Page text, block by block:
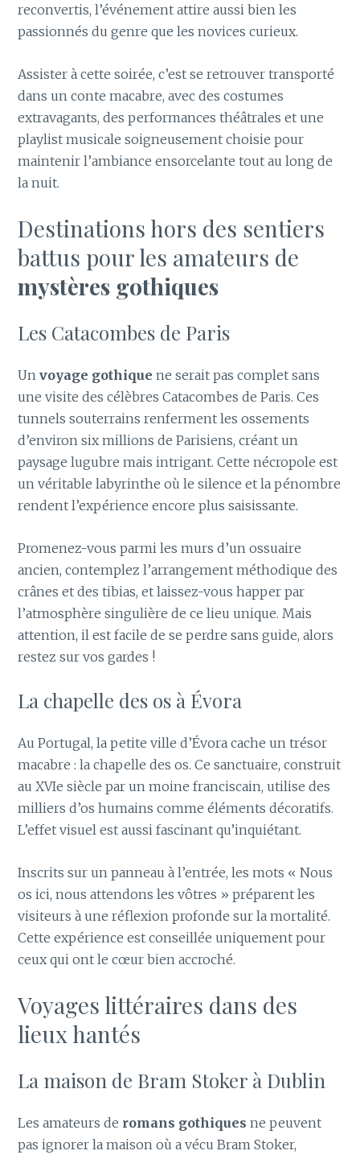
reconvertis, l’événement attire aussi bien les
passionnés du genre que les novices curieux.
Assister à cette soirée, c’est se retrouver transporté
dans un conte macabre, avec des costumes
extravagants, des performances théâtrales et une
playlist musicale soigneusement choisie pour
maintenir l’ambiance ensorcelante tout au long de
la nuit.
Destinations hors des sentiers
battus pour les amateurs de
mystères gothiques
Les Catacombes de Paris
Unvoyage gothique ne serait pas complet sans
une visite des célèbres Catacombes de Paris. Ces
tunnels souterrains renferment les ossements
d’environ six millions de Parisiens, créant un
paysage lugubre mais intrigant. Cette nécropole est
un véritable labyrinthe où le silence et la pénombre
rendent l’expérience encore plus saisissante.
Promenez-vous parmi les murs d’un ossuaire
ancien, contemplez l’arrangement méthodique des
crânes et des tibias, et laissez-vous happer par
l’atmosphère singulière de ce lieu unique. Mais
attention, il est facile de se perdre sans guide, alors
restez sur vos gardes !
La chapelle des os à Évora
Au Portugal, la petite ville d’Évora cache un trésor
macabre : la chapelle des os. Ce sanctuaire, construit
au XVIe siècle par un moine franciscain, utilise des
milliers d’os humains comme éléments décoratifs.
L’effet visuel est aussi fascinant qu’inquiétant.
Inscrits sur un panneau à l’entrée, les mots « Nous
os ici, nous attendons les vôtres » préparent les
visiteurs à une réflexion profonde sur la mortalité.
Cette expérience est conseillée uniquement pour
ceux qui ont le cœur bien accroché.
Voyages littéraires dans des
lieux hantés
La maison de Bram Stoker à Dublin
Les amateurs de romans gothiques ne peuvent
pas ignorer la maison où a vécu Bram Stoker,